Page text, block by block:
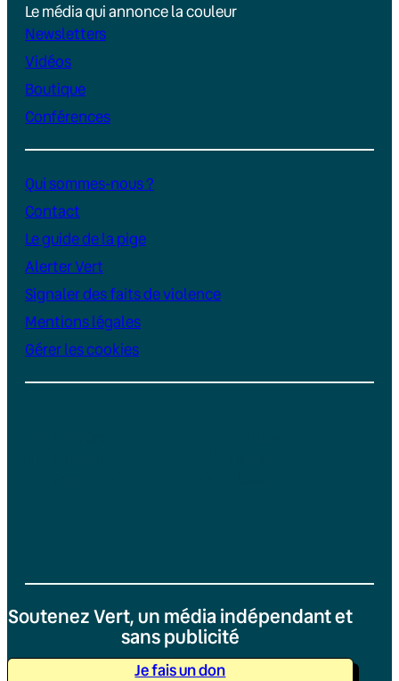
Le média qui annonce la couleur
Newsletters
Vidéos
Boutique
Conférences
Qui sommes-nous ?
Contact
Le guide de la pige
Alerter Vert
Signaler des faits de violence
Mentions légales
Gérer les cookies
Soutenez Vert, un média indépendant et
sans publicité
Je fais un don